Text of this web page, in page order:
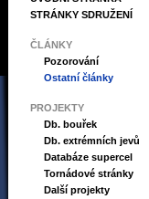
STRÁNKY SDRUŽENÍ
ČLÁNKY
Pozorování
Ostatní články
PROJEKTY
Db. bouřek
Db. extrémních jevů
Databáze supercel
Tornádové stránky
Další projekty